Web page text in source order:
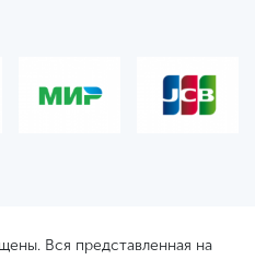
Вся представленная на